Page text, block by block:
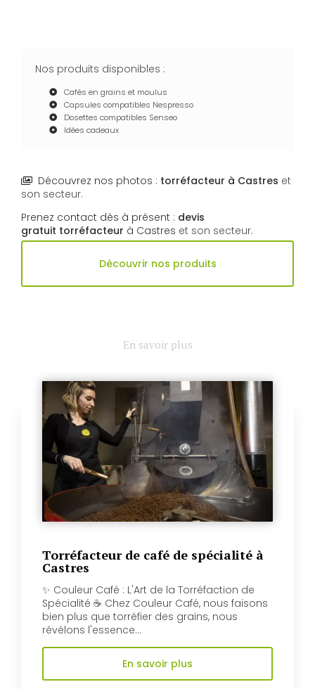
Nos produits disponibles :
Cafés en grains et moulus
Capsules compatibles Nespresso
Dosettes compatibles Senseo
Idées cadeaux
Découvrez nos photos : torréfacteur à Castres et
son secteur.
Prenez contact dès à présent : devis
gratuit torréfacteur à Castres et son secteur.
Découvrir nos produits
En savoir plus
Torréfacteur de café de spécialité à
Castres
✨ Couleur Café : L'Art de la Torréfaction de
Spécialité ☕️ Chez Couleur Café, nous faisons
bien plus que torréfier des grains, nous
révélons l'essence...
En savoir plus